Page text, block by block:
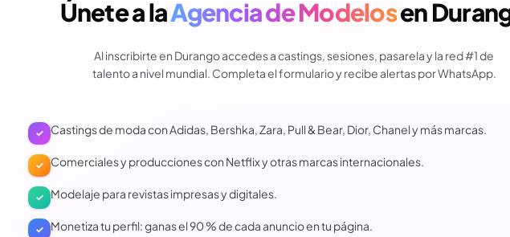
Únete a laAgencia de Modelosen
Al inscribirte en Durango accedes a castings, sesiones, pasarela y la red #1 de
talento a nivel mundial. Completa el formulario y recibe alertas por WhatsApp.
✓ Castings de moda con Adidas, Bershka, Zara, Pull & Bear, Dior, Chanel y más marcas.
✓ Comerciales y producciones con Netflix y otras marcas internacionales.
✓ Modelaje para revistas impresas y digitales.
✓ Monetiza tu perfil: ganas el 90 % de cada anuncio en tu página.